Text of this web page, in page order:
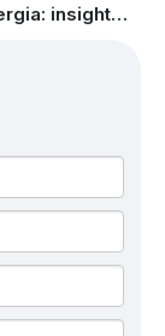
Protegendo o armazenamento de energia: insights de especialistas sobre a segurança do sistema de armazenamento de energia em baterias